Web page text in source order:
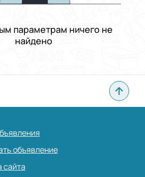
параметрам ничего не
найдено
объявление
сайта